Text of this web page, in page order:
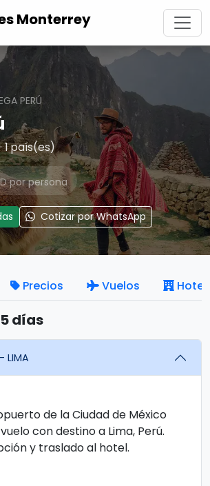
PERÚ
1 país(es)
por persona
Cotizar por WhatsApp
Precios Vuelos
días
LIMA
de la Ciudad de México
con destino a Lima, Perú.
y traslado al hotel.